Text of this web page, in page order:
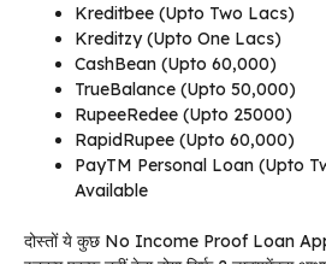
Kreditbee (Upto Two Lacs)
Kreditzy (Upto One Lacs)
CashBean (Upto 60,000)
TrueBalance (Upto 50,000)
RupeeRedee (Upto 25000)
RapidRupee (Upto 60,000)
PayTM Personal Loan (Upto
Available
दोस्तों ये कुछ No Income Proof Loan